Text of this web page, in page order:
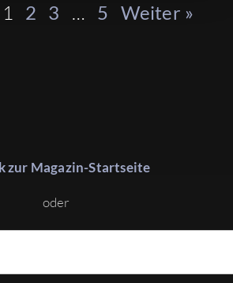
1 2 3 … 5 Weiter »
zur Magazin-Startseite
oder